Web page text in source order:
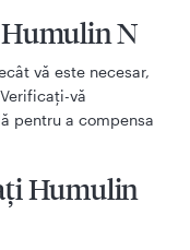
N
vă este necesar,
vă
pentru a compensa
Humulin